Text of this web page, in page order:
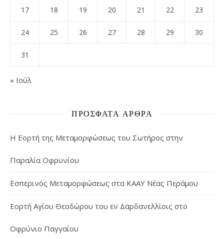
17 18 19 20 21 22 23
24 25 26 27 28 29 30
31
« Ιούλ
ΠΡΌΣΦΑΤΑ ΆΡΘΡΑ
Η Εορτή της Μεταμορφώσεως του Σωτήρος στην
Παραλία Οφρυνίου
Εσπερινός Μεταμορφώσεως στα ΚΑΑΥ Νέας Περάμου
Εορτή Αγίου Θεοδώρου του εν Δαρδανελλίοις στο
Οφρύνιο Παγγαίου